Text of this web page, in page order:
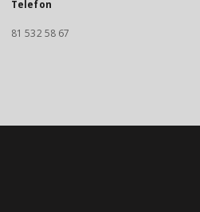
Telefon
81 532 58 67